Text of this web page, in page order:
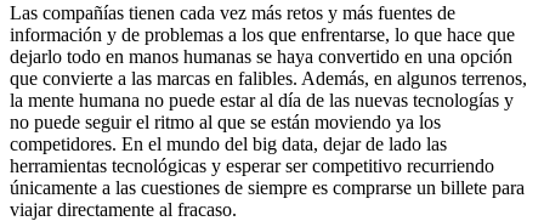
Las compañías tienen cada vez más retos y más fuentes de
información y de problemas a los que enfrentarse, lo que hace que
dejarlo todo en manos humanas se haya convertido en una opción
que convierte a las marcas en falibles. Además, en algunos terrenos,
la mente humana no puede estar al día de las nuevas tecnologías y
no puede seguir el ritmo al que se están moviendo ya los
competidores. En el mundo del big data, dejar de lado las
herramientas tecnológicas y esperar ser competitivo recurriendo
únicamente a las cuestiones de siempre es comprarse un billete para
viajar directamente al fracaso.